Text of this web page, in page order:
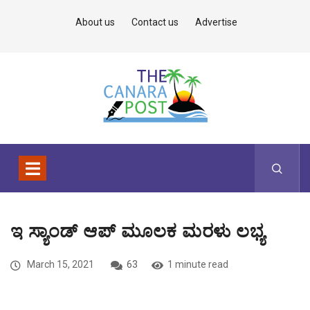
About us Contact us Advertise
ಇ ಸ್ಯಾಂಡ್ ಆಪ್ ಮೂಲಕ ಮರಳು ಲಭ್ಯ
March 15, 2021 63 1 minute read